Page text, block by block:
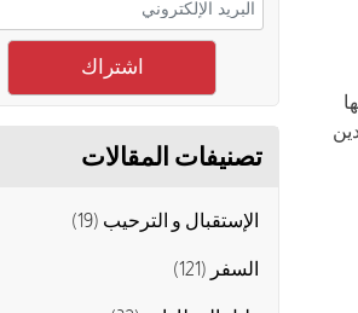
تصنيفات المقالات
الإستقبال و الترحيب (19)
السفر (121)